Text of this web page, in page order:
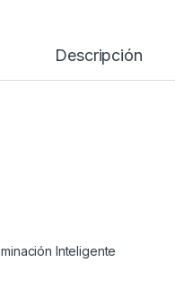
Descripción
Inteligente